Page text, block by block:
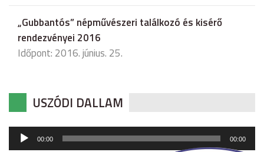
„Gubbantós” népművészeri találkozó és kisérő
rendezvényei 2016
Időpont: 2016. június. 25.
USZÓDI DALLAM
Audió
00:00 00:00